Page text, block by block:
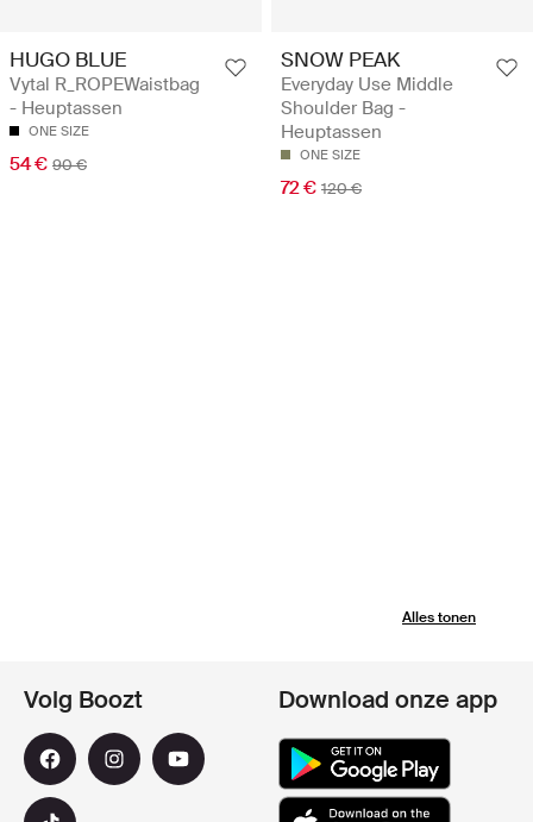
HUGO BLUE
Vytal R_ROPEWaistbag
- Heuptassen
ONE SIZE
54 € 90 €
SNOW PEAK
Everyday Use Middle
Shoulder Bag -
Heuptassen
ONE SIZE
72 € 120 €
Alles tonen
Volg Boozt Download onze app